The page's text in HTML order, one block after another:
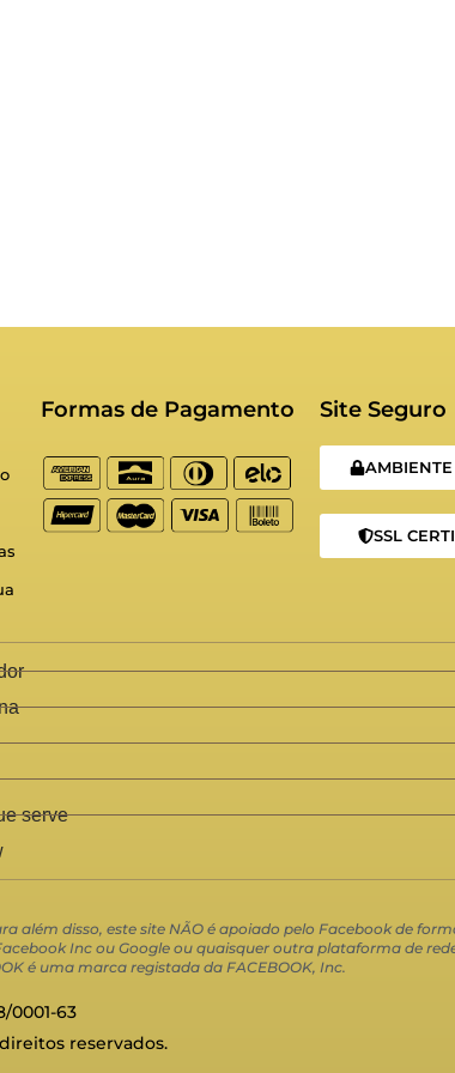
Formas de Pagamento Site Seguro
AMBIENTE
SSL
serve
além disso, este site NÃO é apoiado pelo Facebook de
Inc ou Google ou quaisquer outra plataforma de
é uma marca registada da FACEBOOK, Inc.
0001-63
reservados.